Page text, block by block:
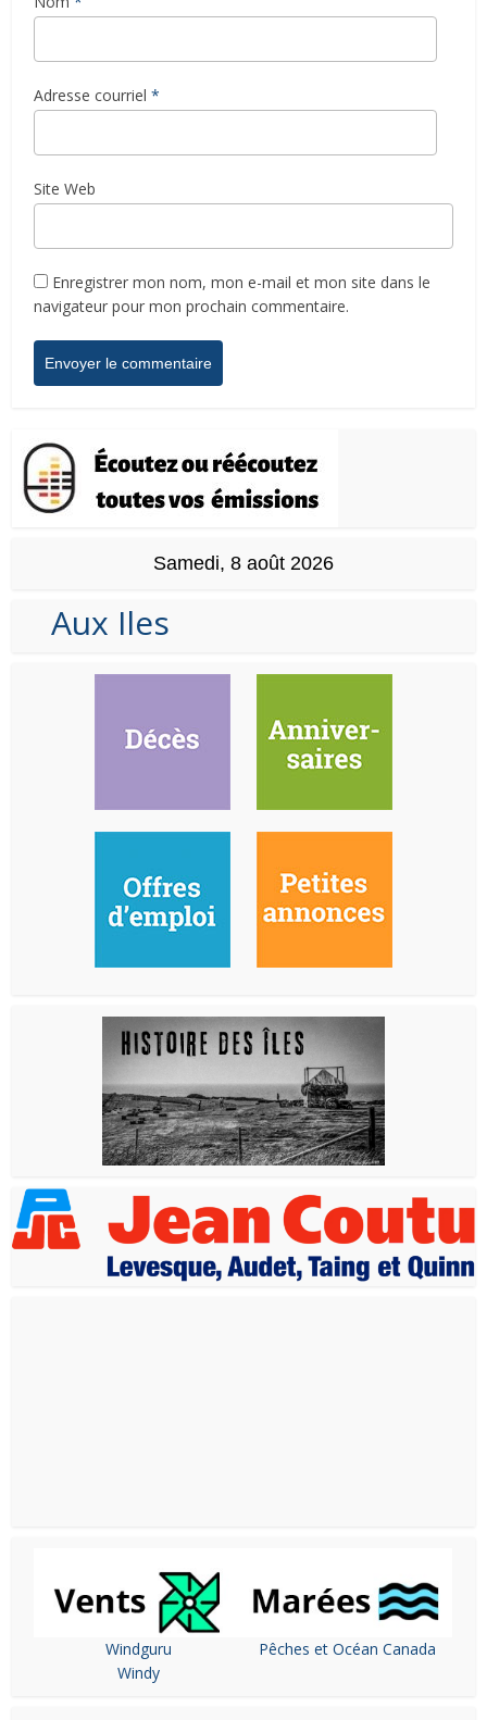
Adresse courriel *
Site Web
Enregistrer mon nom, mon e-mail et mon site dans le
navigateur pour mon prochain commentaire.
Samedi, 8 août 2026
Aux Iles
Windguru
Windy
Pêches et Océan Canada